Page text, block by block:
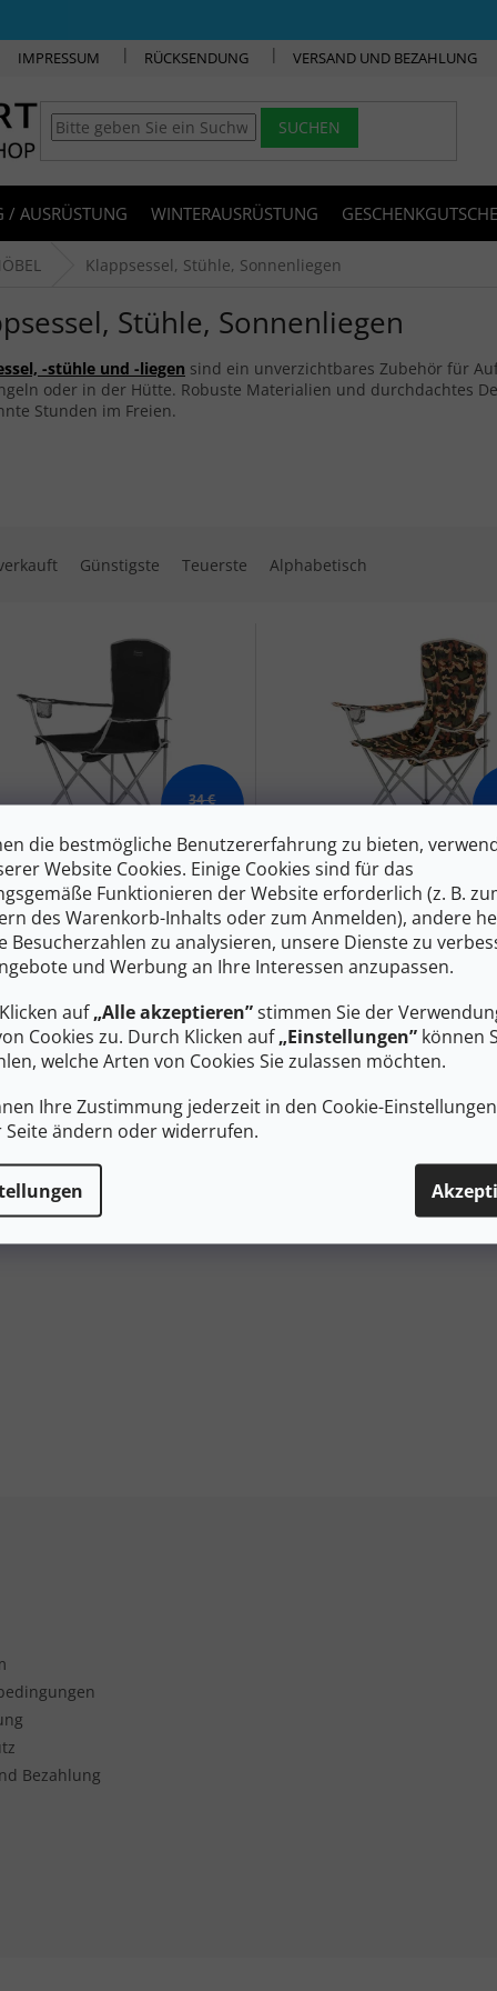
die bestmögliche Benutzererfahrung zu bieten,
Website Cookies. Einige Cookies sind für das
Funktionieren der Website erforderlich (z. B.
des Warenkorb-Inhalts oder zum Anmelden), andere
Besucherzahlen zu analysieren, unsere Dienste zu
und Werbung an Ihre Interessen anzupassen.
auf„Alle akzeptieren”stimmen Sie der
Cookies zu. Durch Klicken auf„Einstellungen” können
welche Arten von Cookies Sie zulassen möchten.
Ihre Zustimmung jederzeit in den Cookie-
Seite ändern oder widerrufen.
IMPRESSUM RÜCKSENDUNG VERSAND UND BEZAHLUNG
SUCHEN
/ AUSRÜSTUNG WINTERAUSRÜSTUNG
Klappsessel, Stühle, Sonnenliegen
Stühle, Sonnenliegen
-stühle und -liegen sind ein unverzichtbares Zubehör für
oder in der Hütte. Robuste Materialien und durchdachtes
Stunden im Freien.
Günstigste Teuerste Alphabetisch
der Produkte
34 €
Klappstuhl HIGHLANDER
- schwarz
Auf Lager
den Warenkorb
für bequemes Sitzen
in der freien Natur. Robuste
YATE Klappstuhl
MORAY - camouflage
30 €
In den Warenkorb
Armlehnen für bequemes
Bezahlung